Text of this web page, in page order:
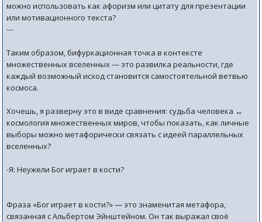
можно использовать как афоризм или цитату для презентации
или мотивационного текста?
---
Таким образом, бифуркационная точка в контексте
множественных вселенных — это развилка реальности, где
каждый возможный исход становится самостоятельной ветвью
космоса.
Хочешь, я разверну это в виде сравнения: судьба человека ↔
космология множественных миров, чтобы показать, как личные
выборы можно метафорически связать с идеей параллельных
вселенных?
-Я: Неужели Бог играет в кости?
Фраза «Бог играет в кости?» — это знаменитая метафора,
связанная с Альбертом Эйнштейном. Он так выражал своё